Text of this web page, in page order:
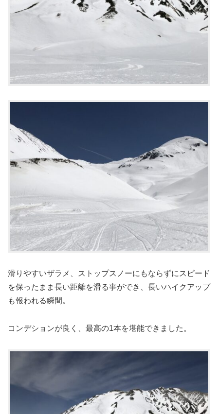
滑りやすいザラメ、ストップスノーにもならずにスピード
を保ったまま長い距離を滑る事ができ、長いハイクアップ
も報われる瞬間。
コンデションが良く、最高の1本を堪能できました。